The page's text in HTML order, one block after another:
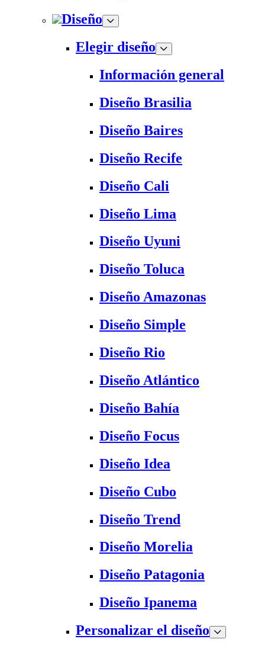
Diseño
Elegir diseño
Información general
Diseño Brasilia
Diseño Baires
Diseño Recife
Diseño Cali
Diseño Lima
Diseño Uyuni
Diseño Toluca
Diseño Amazonas
Diseño Simple
Diseño Rio
Diseño Atlántico
Diseño Bahía
Diseño Focus
Diseño Idea
Diseño Cubo
Diseño Trend
Diseño Morelia
Diseño Patagonia
Diseño Ipanema
Personalizar el diseño